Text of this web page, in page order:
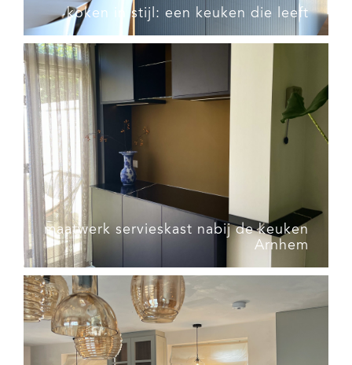
koken in stijl: een keuken die leeft
maatwerk servieskast nabij de keuken
Arnhem